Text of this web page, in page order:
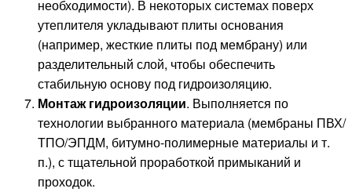
необходимости). В некоторых системах поверх
утеплителя укладывают плиты основания
(например, жесткие плиты под мембрану) или
разделительный слой, чтобы обеспечить
стабильную основу под гидроизоляцию.
Монтаж гидроизоляции. Выполняется по
технологии выбранного материала (мембраны ПВХ/
ТПО/ЭПДМ, битумно-полимерные материалы и т.
п.), с тщательной проработкой примыканий и
проходок.